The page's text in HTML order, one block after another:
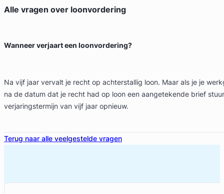
Alle vragen over loonvordering
Wanneer verjaart een loonvordering?
Na vijf jaar vervalt je recht op achterstallig loon. Maar als je je
na de datum dat je recht had op loon een aangetekende brief
verjaringstermijn van vijf jaar opnieuw.
Terug naar alle veelgestelde vragen